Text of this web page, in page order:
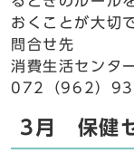
おくことが大切
問合せ先
消費生活セン
072（962）
3月 保健